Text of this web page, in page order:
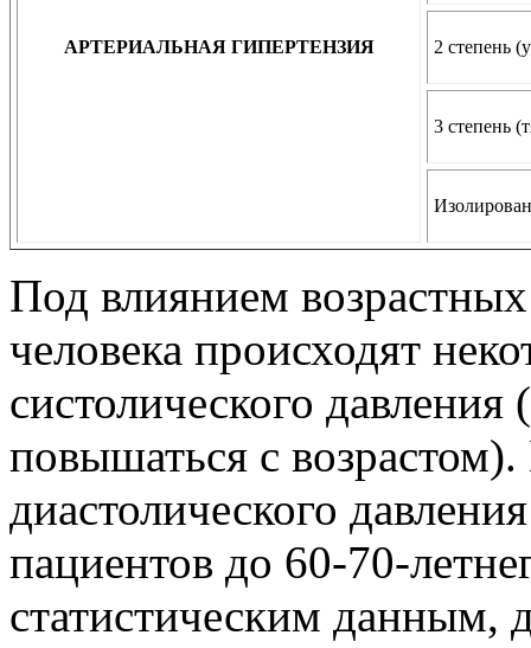
АРТЕРИАЛЬНАЯ ГИПЕРТЕНЗИЯ 2 степень
3 степень
Под влиянием
человека происходят
систолического
повышаться с
диастолического
пациентов до 60-70-
статистическим данным,